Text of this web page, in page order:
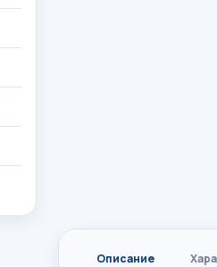
Описание